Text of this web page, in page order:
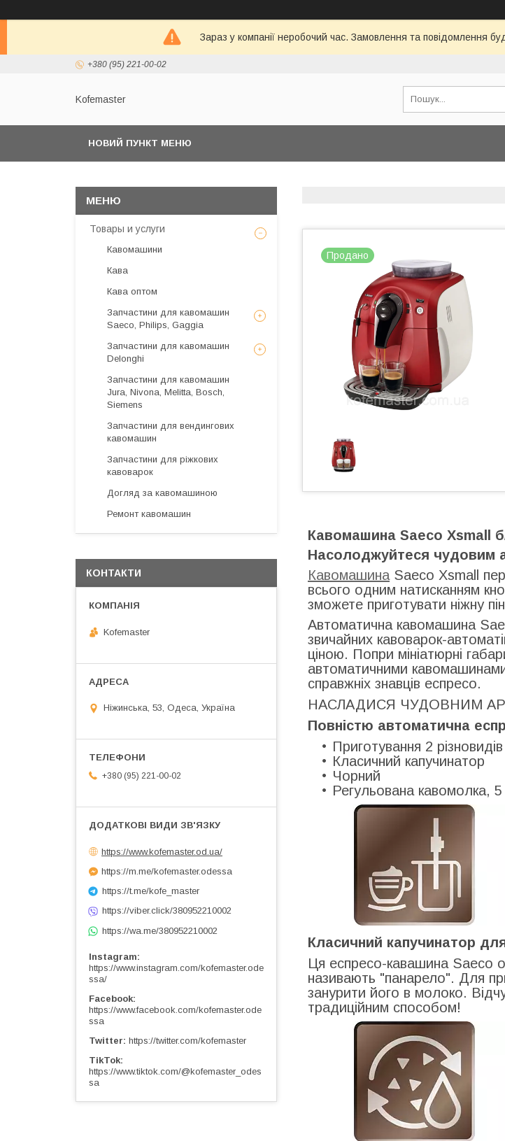
Зараз у компанії неробочий час. Замовлення та повідомлення
+380 (95) 221-00-02
Kofemaster
НОВИЙ ПУНКТ МЕНЮ
Продано
Кавомашина Saeco Xsmall
Насолоджуйтеся чудовим
КавомашинаSaeco Xsmall
всього одним натисканням
зможете приготувати ніжну
Автоматична кавомашина
звичайних кавоварок-
ціною. Попри мініатюрні
автоматичними кавомашинами
справжніх знавців еспресо.
НАСЛАДИСЯ ЧУДОВНИМ
Повністю автоматична
Приготування 2
Класичний капучинатор
Чорний
Регульована кавомолка, 5
Класичний капучинатор
Ця еспресо-кавашина Saeco
називають "панарело". Для
занурити його в молоко.
традиційним способом!
Товары и услуги
Кавомашини
Кава
Кава оптом
Запчастини для кавомашин
Saeco, Philips, Gaggia
Запчастини для кавомашин
Delonghi
Запчастини для кавомашин
Jura, Nivona, Melitta, Bosch,
Siemens
Запчастини для вендингових
кавомашин
Запчастини для ріжкових
кавоварок
Догляд за кавомашиною
Ремонт кавомашин
КОНТАКТИ
Kofemaster
Ніжинська, 53, Одеса, Україна
+380 (95) 221-00-02
https://www.kofemaster.od.ua/
https://m.me/kofemaster.odessa
https://t.me/kofe_master
https://viber.click/380952210002
https://wa.me/380952210002
Instagram
https://www.instagram.com/kofemaster.ode
ssa/
Facebook
https://www.facebook.com/kofemaster.ode
ssa
Twitter https://twitter.com/kofemaster
TikTok
https://www.tiktok.com/@kofemaster_odes
sa